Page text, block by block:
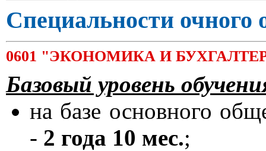
Специальности очного
0601 "ЭКОНОМИКА И
Базовый уровень
на базе основного
- 2 года 10 мес.;